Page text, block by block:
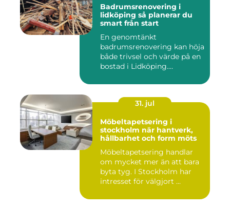
Badrumsrenovering i
lidköping så planerar du
smart från start
En genomtänkt
badrumsrenovering kan höja
både trivsel och värde på en
bostad i Lidköping.
31. jul
Möbeltapetsering i
stockholm när hantverk,
hållbarhet och form möts
Möbeltapetsering handlar
om mycket mer än att bara
byta tyg. I Stockholm har
intresset för välgjort ...